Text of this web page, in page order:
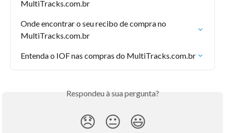
MultiTracks.com.br
Onde encontrar o seu recibo de compra no
MultiTracks.com.br
Entenda o IOF nas compras do MultiTracks.com.br
Respondeu à sua pergunta?
😞 😐 😃